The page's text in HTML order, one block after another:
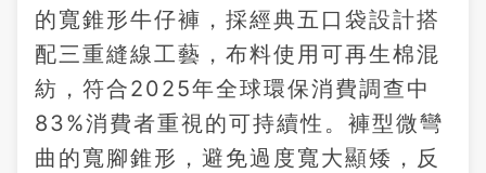
的寬錐形牛仔褲，採經典五口袋設計搭
配三重縫線工藝，布料使用可再生棉混
紡，符合2025年全球環保消費調查中
83%消費者重視的可持續性。褲型微彎
曲的寬腳錐形，避免過度寬大顯矮，反